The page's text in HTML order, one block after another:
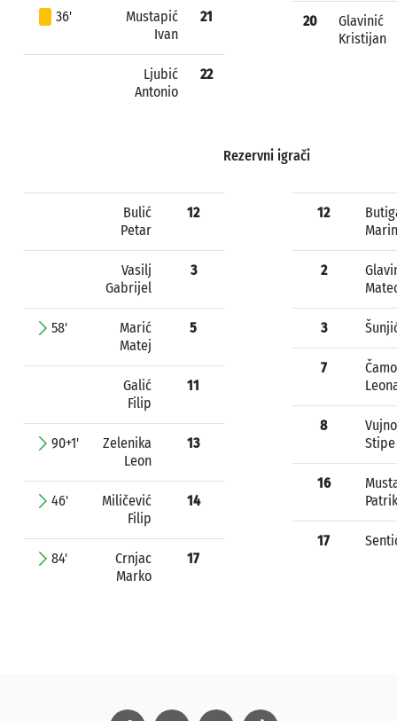
36'
Mustapić
Ivan
21
Ljubić
Antonio
22
20
Glavinić
Kristijan
Rezervni igrači
Bulić
Petar
12
Vasilj
Gabrijel
3
58'
Marić
Matej
5
Galić
Filip
11
90+1'
Zelenika
Leon
13
46'
Miličević
Filip
14
84'
Crnjac
Marko
17
12
Marin
2
3
7
Čamo
8
Stipe
16
Patrik
17